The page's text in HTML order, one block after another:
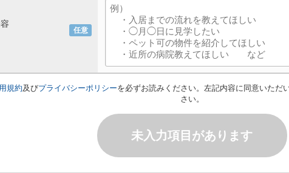
任意
規約及びプライバシーポリシーを必ずお読みください。左記内容に同意いただ
さい。
未入力項目があります